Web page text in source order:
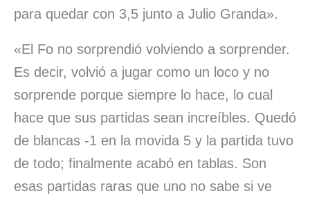
para quedar con 3,5 junto a Julio Granda».
«El Fo no sorprendió volviendo a sorprender.
Es decir, volvió a jugar como un loco y no
sorprende porque siempre lo hace, lo cual
hace que sus partidas sean increíbles. Quedó
de blancas -1 en la movida 5 y la partida tuvo
de todo; finalmente acabó en tablas. Son
esas partidas raras que uno no sabe si ve